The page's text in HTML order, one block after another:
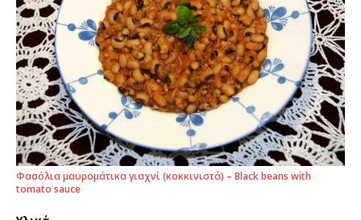
Φασόλια μαυρομάτικα γιαχνί (κοκκινιστά) – Black beans with
tomato sauce